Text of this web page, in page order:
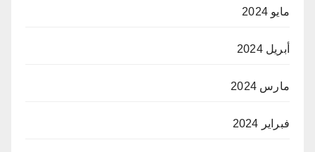
مايو 2024
أبريل 2024
مارس 2024
فبراير 2024